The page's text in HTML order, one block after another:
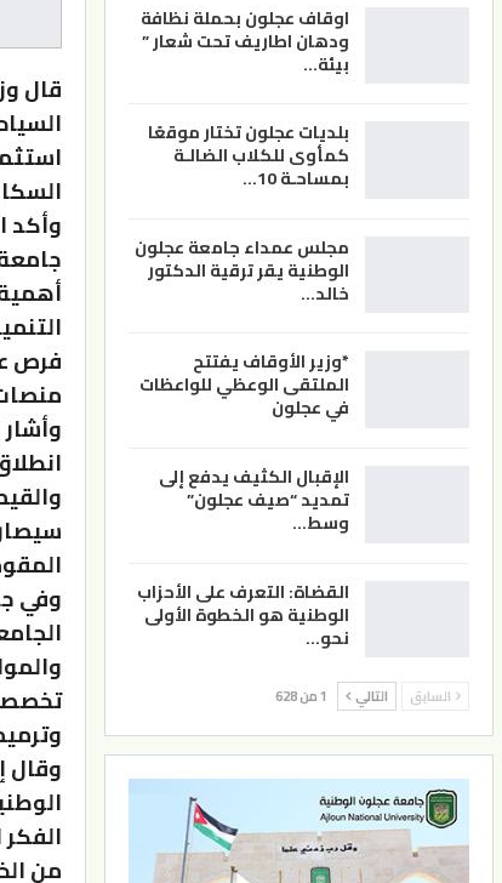
قال
وأكد
فرص
وفي
وقال
من
اوقاف عجلون بحملة نظافة
ودهان اطاريف تحت شعار ”
بيئة…
بلديات عجلون تختار موقعًا
كمأوى للكلاب الضالـة
بمساحـة 10…
مجلس عمداء جامعة عجلون
الوطنية يقر ترقية الدكتور
خالد…
*وزير الأوقاف يفتتح
الملتقى الوعظي للواعظات
في عجلون
الإقبال الكثيف يدفع إلى
تمديد “صيف عجلون”
وسط…
القضاة: التعرف على الأحزاب
الوطنية هو الخطوة الأولى
نحو…
السابق التالي 1 من 628